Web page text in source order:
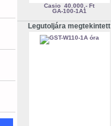
Casio 40.000,- Ft
GA-100-1A1
Legutoljára megtekintett